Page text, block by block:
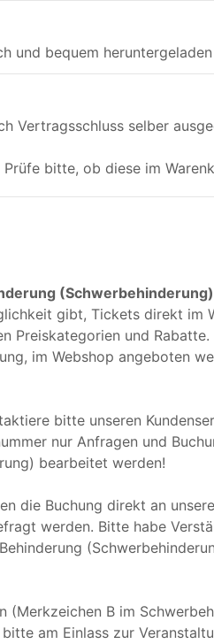
und bequem
Vertragsschluss selber
bitte, ob diese im
gibt, Tickets direkt im
Preiskategorien und
im Webshop angeboten
bitte unseren
nur Anfragen und
bearbeitet werden!
die Buchung direkt an
werden. Bitte habe
(Merkzeichen B im
am Einlass zur